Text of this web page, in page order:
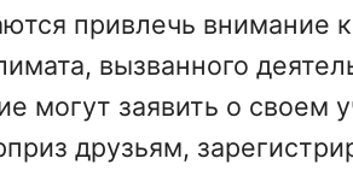
привлечь внимание
вызванного
могут заявить о своем
друзьям,